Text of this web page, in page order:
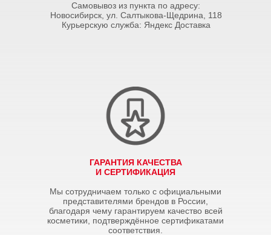
Самовывоз из пункта по адресу:
Новосибирск, ул. Салтыкова-Щедрина, 118
Курьерскую служба: Яндекс Доставка
ГАРАНТИЯ КАЧЕСТВА
И СЕРТИФИКАЦИЯ
Мы сотрудничаем только с официальными
представителями брендов в России,
благодаря чему гарантируем качество всей
косметики, подтверждённое сертификатами
соответствия.